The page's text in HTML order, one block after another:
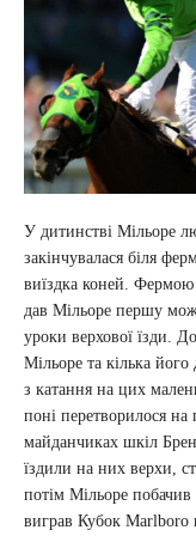
У дитинстві Мільоре
закінчувалася біля
виїздка коней. Фермою
дав Мільоре першу
уроки верхової їзди.
Мільоре та кілька
з катання на цих
поні перетворилося
майданчиках шкіл
їздили на них верхи,
потім Мільоре
виграв Кубок Marlboro